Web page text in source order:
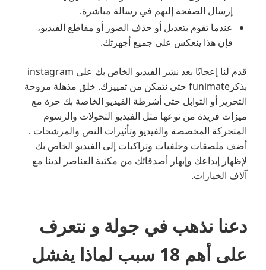
إرسال الصفحة إليهم في رسالة مباشرة.
عندما تقوم بتعديل أو حذف الصور أو مقاطع الفيديو،
فإن هذا ينعكس على جميع أجهزتك.
قدم لنا إعجابًا بعد نشر الفيديو الخاص بك على instagram
بذكرfunimate حتى نتمكن من تمييزك. خلق مذهلة مروحة
التحرير أو التوابل حتى أشرطة الفيديو الخاصة بك حرة مع
ميزات فريدة من نوعها مثل الفيديو التحولات والرسوم
المتحركة المخصصة والفيديو وتأثيرات النص والمرشحات .
أضف ملصقات وخلفيات وتراكبات إلى الفيديو الخاص بك
لإظهار إبداعك وإبهار أصدقائك من مكتبة العناصر لدينا مع
آلاف الخيارات.
دعنا نذهب في جولة و نتعرف
على أهم 18 سبب لماذا يفشل